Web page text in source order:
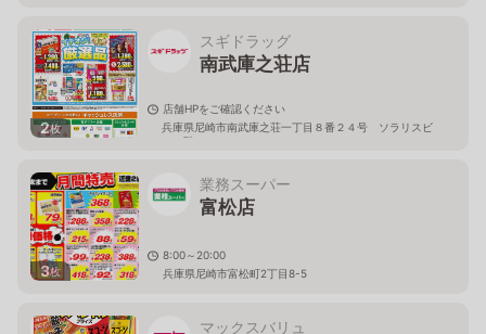
2枚
スギドラッグ
南武庫之荘店
店舗HPをご確認ください
兵庫県尼崎市南武庫之荘一丁目８番２４号 ソラリスビ
ル１階
3枚
業務スーパー
富松店
8:00～20:00
兵庫県尼崎市富松町2丁目8-5
マックスバリュ